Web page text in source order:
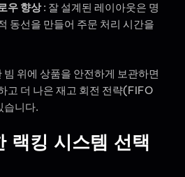
우 향상: 잘 설계된 레이아웃은 명
동선을 만들어 주문 처리 시간을
빔 위에 상품을 안전하게 보관하면
고 더 나은 재고 회전 전략(FIFO
습니다.
랙킹 시스템 선택